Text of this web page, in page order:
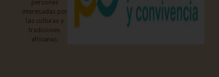
personas
interesadas por
las culturas y
tradiciones
africanas.